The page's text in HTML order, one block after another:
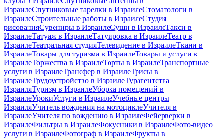
ИзраилеСпутниковые тарелки в ИзраилеСтоматологи в
ИзраилеСтроительные работы в ИзраилеСтудия
рисованияСувениры в ИзраилеСуши в ИзраилеТакси в
ИзраилеТатуаж в ИзраилеТатуировка в ИзраилеТеатр в
ИзраилеТеатральная студияТелевидение в ИзраилеТкани в
ИзраилеТовары для туризма в ИзраилеТовары и услуги в
ИзраилеТоржества в ИзраилеТорты в ИзраилеТранспортные
услуги в ИзраилеТрансфер в ИзраилеТрисы в
ИзраилеТрудоустройство в ИзраилеТурагентства
ИзраиляТуризм в ИзраилеУборка помещений в
ИзраилеУрокиУслуги в ИзраилеУчебные центры
ИзраиляУчитель вождения на мотоциклеУчителя в
ИзраилеУчителя по вождению в ИзраилеФейерверки в
ИзраилеФильтры в ИзраилеФокусники в ИзраилеФото-видео
услуги в ИзраилеФотограф в ИзраилеФрукты в